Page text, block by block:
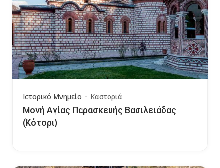
Ιστορικό Μνημείο Καστοριά
Μονή Αγίας Παρασκευής Βασιλειάδας
(Κότορι)